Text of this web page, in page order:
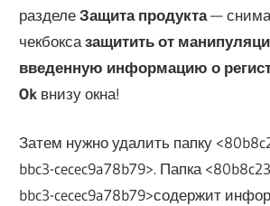
разделеЗащита продукта—
чекбоксазащитить от
введенную информацию о
Ok внизу окна!
Затем нужно удалить папку
bbc3-cecec9a78b79>. Папка
bbc3-cecec9a78b79>содержит